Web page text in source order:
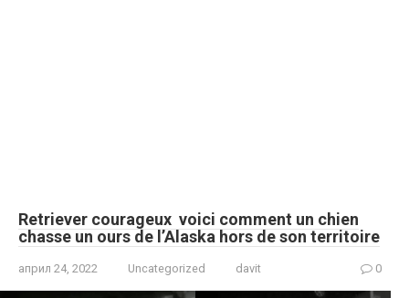
Retriever courageux voici comment un chien
chasse un ours de l’Alaska hors de son territoire
април 24, 2022 Uncategorized davit 0